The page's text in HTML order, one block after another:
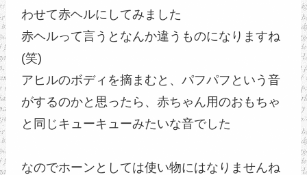
わせて赤ヘルにしてみました
赤ヘルって言うとなんか違うものになりますね
(笑)
アヒルのボディを摘まむと、パフパフという音
がするのかと思ったら、赤ちゃん用のおもちゃ
と同じキューキューみたいな音でした
なのでホーンとしては使い物にはなりませんね